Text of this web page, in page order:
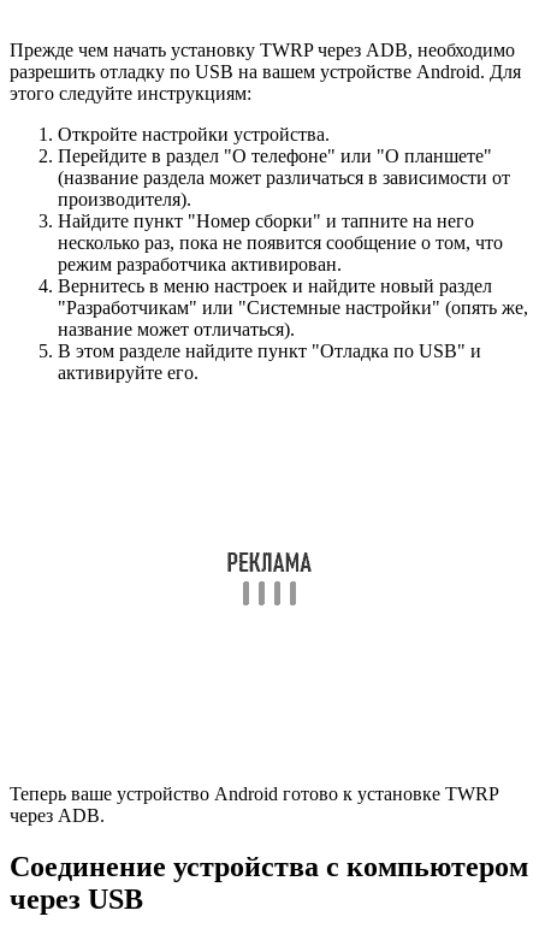
Прежде чем начать установку TWRP через ADB, необходимо
разрешить отладку по USB на вашем устройстве Android. Для
этого следуйте инструкциям:
Откройте настройки устройства.
Перейдите в раздел "О телефоне" или "О планшете"
(название раздела может различаться в зависимости от
производителя).
Найдите пункт "Номер сборки" и тапните на него
несколько раз, пока не появится сообщение о том, что
режим разработчика активирован.
Вернитесь в меню настроек и найдите новый раздел
"Разработчикам" или "Системные настройки" (опять же,
название может отличаться).
В этом разделе найдите пункт "Отладка по USB" и
активируйте его.
Теперь ваше устройство Android готово к установке TWRP
через ADB.
Соединение устройства с компьютером
через USB